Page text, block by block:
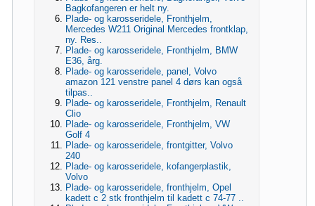
Bagkofangeren er helt ny.
Plade- og karosseridele, Fronthjelm,
Mercedes W211 Original Mercedes frontklap,
ny. Res..
Plade- og karosseridele, Fronthjelm, BMW
E36, årg.
Plade- og karosseridele, panel, Volvo
amazon 121 venstre panel 4 dørs kan også
tilpas..
Plade- og karosseridele, Fronthjelm, Renault
Clio
Plade- og karosseridele, Fronthjelm, VW
Golf 4
Plade- og karosseridele, frontgitter, Volvo
240
Plade- og karosseridele, kofangerplastik,
Volvo
Plade- og karosseridele, fronthjelm, Opel
kadett c 2 stk fronthjelm til kadett c 74-77 ..